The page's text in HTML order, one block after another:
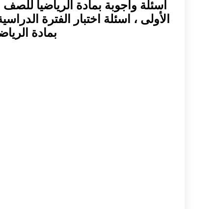
اسئلة وأجوبة بمادة الرياضيا
الأولى ، اسئلة اختبار الفترة
بمادة